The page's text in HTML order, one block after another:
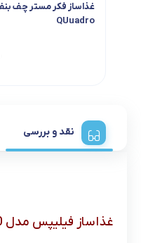
QUuadro
نقد و بررسی
غذاساز فیلیپس مدل HR7520